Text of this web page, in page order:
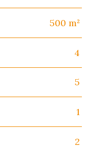
500 m²
4
5
1
2